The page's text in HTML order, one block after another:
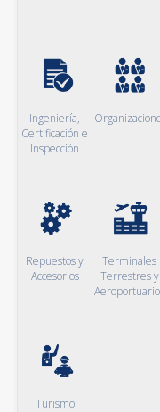
Ingeniería,
Certificación e
Inspección
Repuestos y
Accesorios
Terminales
Terrestres y
Turismo